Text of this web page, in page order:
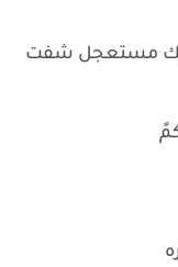
مستعجل شفت